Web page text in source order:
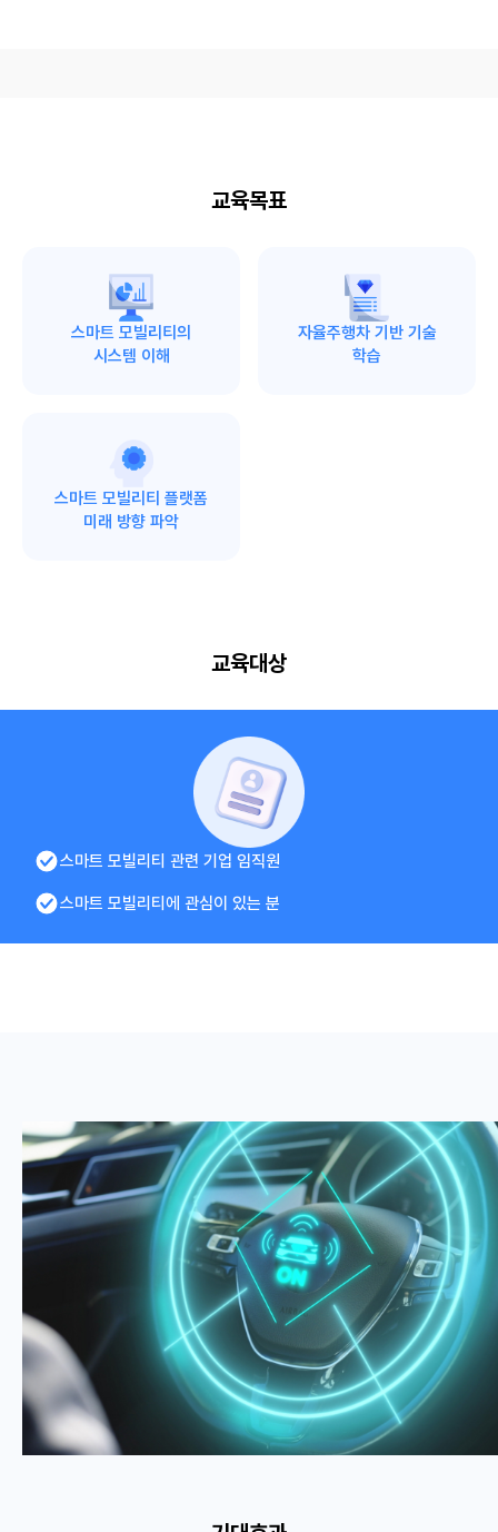
교육목표
스마트 모빌리티의
시스템 이해
자율주행차 기반 기술
학습
스마트 모빌리티 플랫폼
미래 방향 파악
교육대상
스마트 모빌리티 관련 기업 임직원
스마트 모빌리티에 관심이 있는 분